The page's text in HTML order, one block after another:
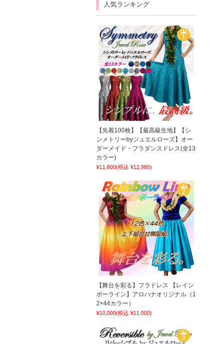
人気ランキング
【先着100枚】【最高級生地】【シ
ンメトリーbyジュエルローズ】オー
ダーメイド・フラダンスドレス(全13
カラー)
¥11,800(税込 ¥12,980)
【舞台を彩る】フラドレス 【レイン
ボーライン】アロハナオリジナル（1
2×44カラー）
¥10,000(税込 ¥11,000)